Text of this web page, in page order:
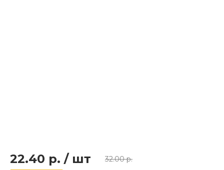
22.40 р. / шт 32.00 р.